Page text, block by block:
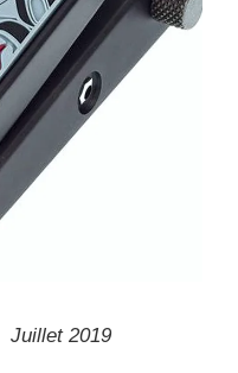
Juillet 2019